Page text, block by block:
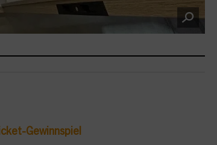
Gewinnspiel